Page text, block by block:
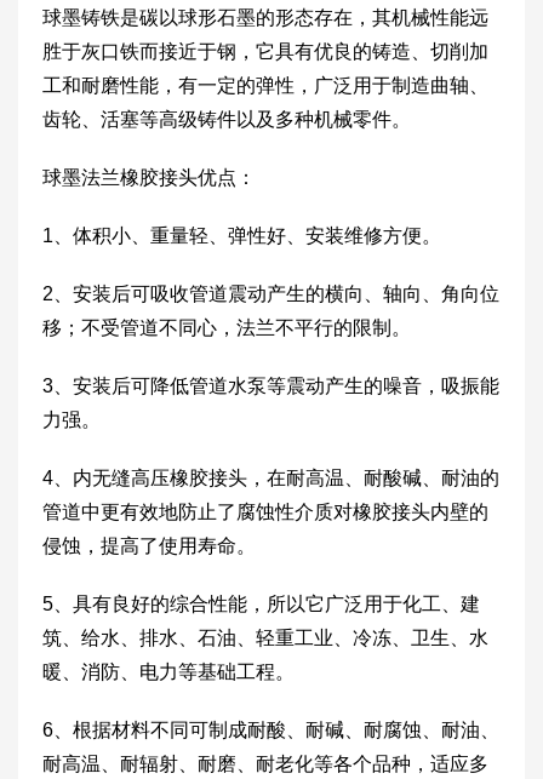
球墨铸铁是碳以球形石墨的形态存在，其机械性能远
胜于灰口铁而接近于钢，它具有优良的铸造、切削加
工和耐磨性能，有一定的弹性，广泛用于制造曲轴、
齿轮、活塞等高级铸件以及多种机械零件。
球墨法兰橡胶接头优点：
1、体积小、重量轻、弹性好、安装维修方便。
2、安装后可吸收管道震动产生的横向、轴向、角向位
移；不受管道不同心，法兰不平行的限制。
3、安装后可降低管道水泵等震动产生的噪音，吸振能
力强。
4、内无缝高压橡胶接头，在耐高温、耐酸碱、耐油的
管道中更有效地防止了腐蚀性介质对橡胶接头内壁的
侵蚀，提高了使用寿命。
5、具有良好的综合性能，所以它广泛用于化工、建
筑、给水、排水、石油、轻重工业、冷冻、卫生、水
暖、消防、电力等基础工程。
6、根据材料不同可制成耐酸、耐碱、耐腐蚀、耐油、
耐高温、耐辐射、耐磨、耐老化等各个品种，适应多